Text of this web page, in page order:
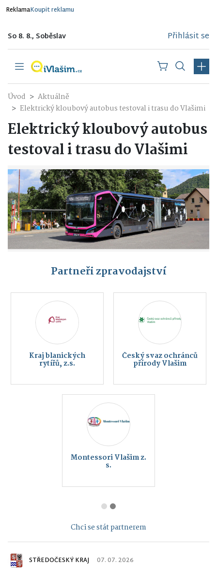
ReklamaKoupit reklamu
So 8. 8., Soběslav Přihlásit se
Úvod
Aktuálně
Elektrický kloubový autobus testoval i trasu do Vlašimi
Elektrický kloubový autobus
testoval i trasu do Vlašimi
Partneři zpravodajství
Kraj blanických
rytířů, z.s.
Český svaz ochránců
přírody Vlašim
Montessori Vlašim z.
s.
Chci se stát partnerem
STŘEDOČESKÝ KRAJ 07. 07. 2026